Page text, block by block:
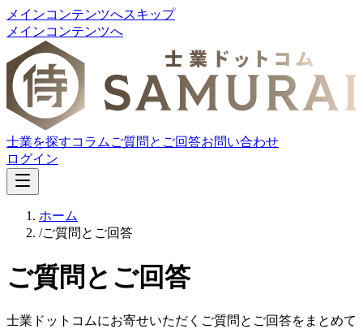
メインコンテンツへスキップ
メインコンテンツへ
士業を探すコラム ご質問とご回答お問い合わせ
ログイン
ホーム
/ご質問とご回答
ご質問とご回答
士業ドットコムにお寄せいただくご質問とご回答をまとめて